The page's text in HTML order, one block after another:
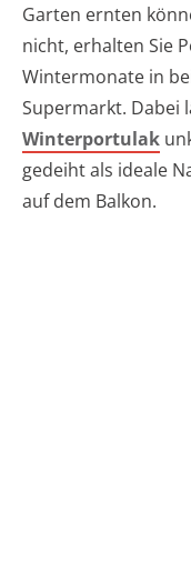
Garten ernten
nicht, erhalten Sie
Wintermonate in
Supermarkt. Dabei
Winterportulak
gedeiht als ideale
auf dem Balkon.